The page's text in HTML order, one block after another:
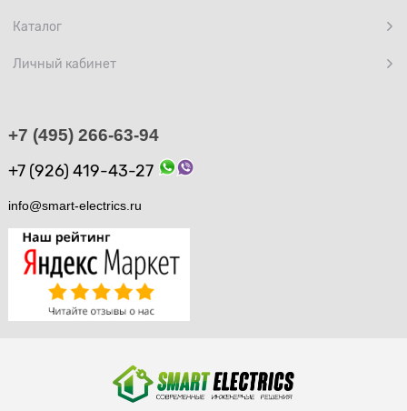
Каталог
Личный кабинет
+7 (495) 266-63-94
+7 (926) 419-43-27
info@smart-electrics.ru